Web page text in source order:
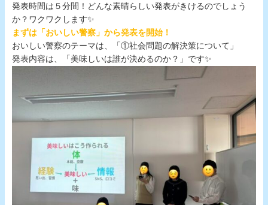
発表時間は５分間！どんな素晴らしい発表がきけるのでしょう
か？ワクワクします✨
まずは「おいしい警察」から発表を開始！
おいしい警察のテーマは、「①社会問題の解決策について」
発表内容は、「美味しいは誰が決めるのか？」です✨